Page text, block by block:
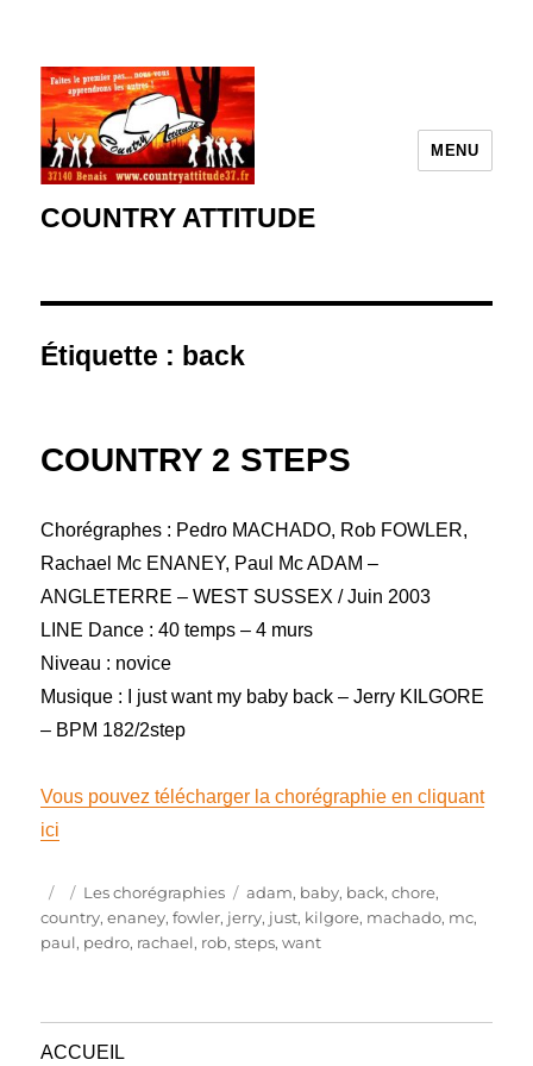
COUNTRY ATTITUDE
MENU
Étiquette : back
COUNTRY 2 STEPS
Chorégraphes : Pedro MACHADO, Rob FOWLER,
Rachael Mc ENANEY, Paul Mc ADAM –
ANGLETERRE – WEST SUSSEX / Juin 2003
LINE Dance : 40 temps – 4 murs
Niveau : novice
Musique : I just want my baby back – Jerry KILGORE
– BPM 182/2step
Vous pouvez télécharger la chorégraphie en cliquant
ici
Publié
le
Catégories
Les chorégraphies Étiquettes
adam, baby, back,chore,
country,enaney,fowler, jerry, just, kilgore, machado, mc,
paul, pedro, rachael, rob,steps,want
ACCUEIL